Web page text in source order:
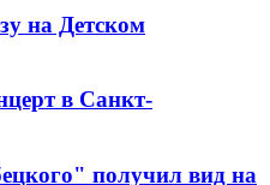
на Детском
в Санкт-
получил вид на